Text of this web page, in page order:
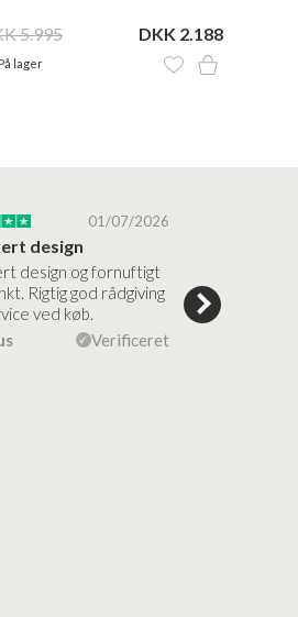
5.995 DKK 2.188
På lager
01/07/2026
design
design og fornuftigt
Rigtig god rådgiving
ved køb.
Verificeret
en fin måde.